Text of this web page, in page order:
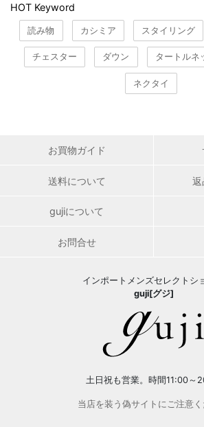
HOT Keyword
読み物 カシミア スタイリング
チェスター ダウン タートルネ
ネクタイ
お買物ガイド
送料について 返
gujiについて
お問合せ
インポートメンズセレクトシ
guji[グジ]
土日祝も営業。時間11:00～
当店を装う偽サイトにご注意